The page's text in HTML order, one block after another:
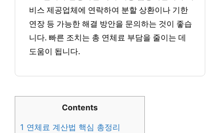
비스 제공업체에 연락하여 분할 상환이나 기한
연장 등 가능한 해결 방안을 문의하는 것이 좋습
니다. 빠른 조치는 총 연체료 부담을 줄이는 데
도움이 됩니다.
Contents
1 연체료 계산법 핵심 총정리